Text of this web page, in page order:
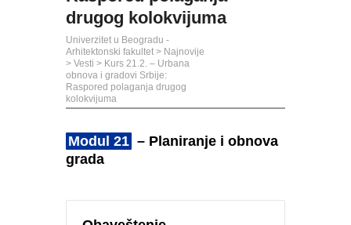
drugog kolokvijuma
Univerzitet u Beogradu -
Arhitektonski fakultet > Najnovije
> Vesti > Kurs 21.2. – Urbana
obnova i gradovi Srbije:
Raspored polaganja drugog
kolokvijuma
Modul 21 – Planiranje i obnova
grada